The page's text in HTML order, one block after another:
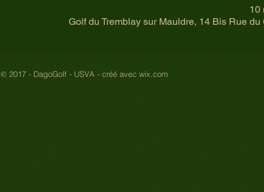
10
Golf du Tremblay sur Mauldre, 14 Bis Rue
© 2017 - DagoGolf - USVA - créé avec wix.com